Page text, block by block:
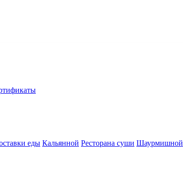
еды Кальянной Ресторана суши Шаурмишной